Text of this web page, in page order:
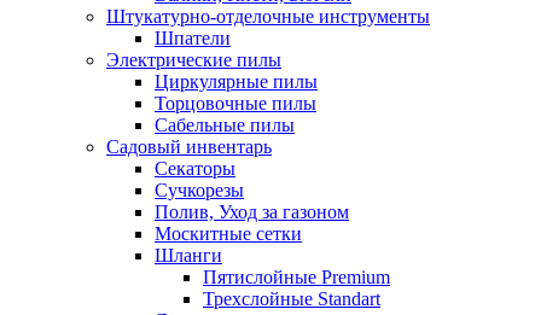
Штукатурно-отделочные инструменты
Шпатели
Электрические пилы
Циркулярные пилы
Торцовочные пилы
Сабельные пилы
Садовый инвентарь
Секаторы
Сучкорезы
Полив, Уход за газоном
Москитные сетки
Шланги
Пятислойные Premium
Трехслойные Standart